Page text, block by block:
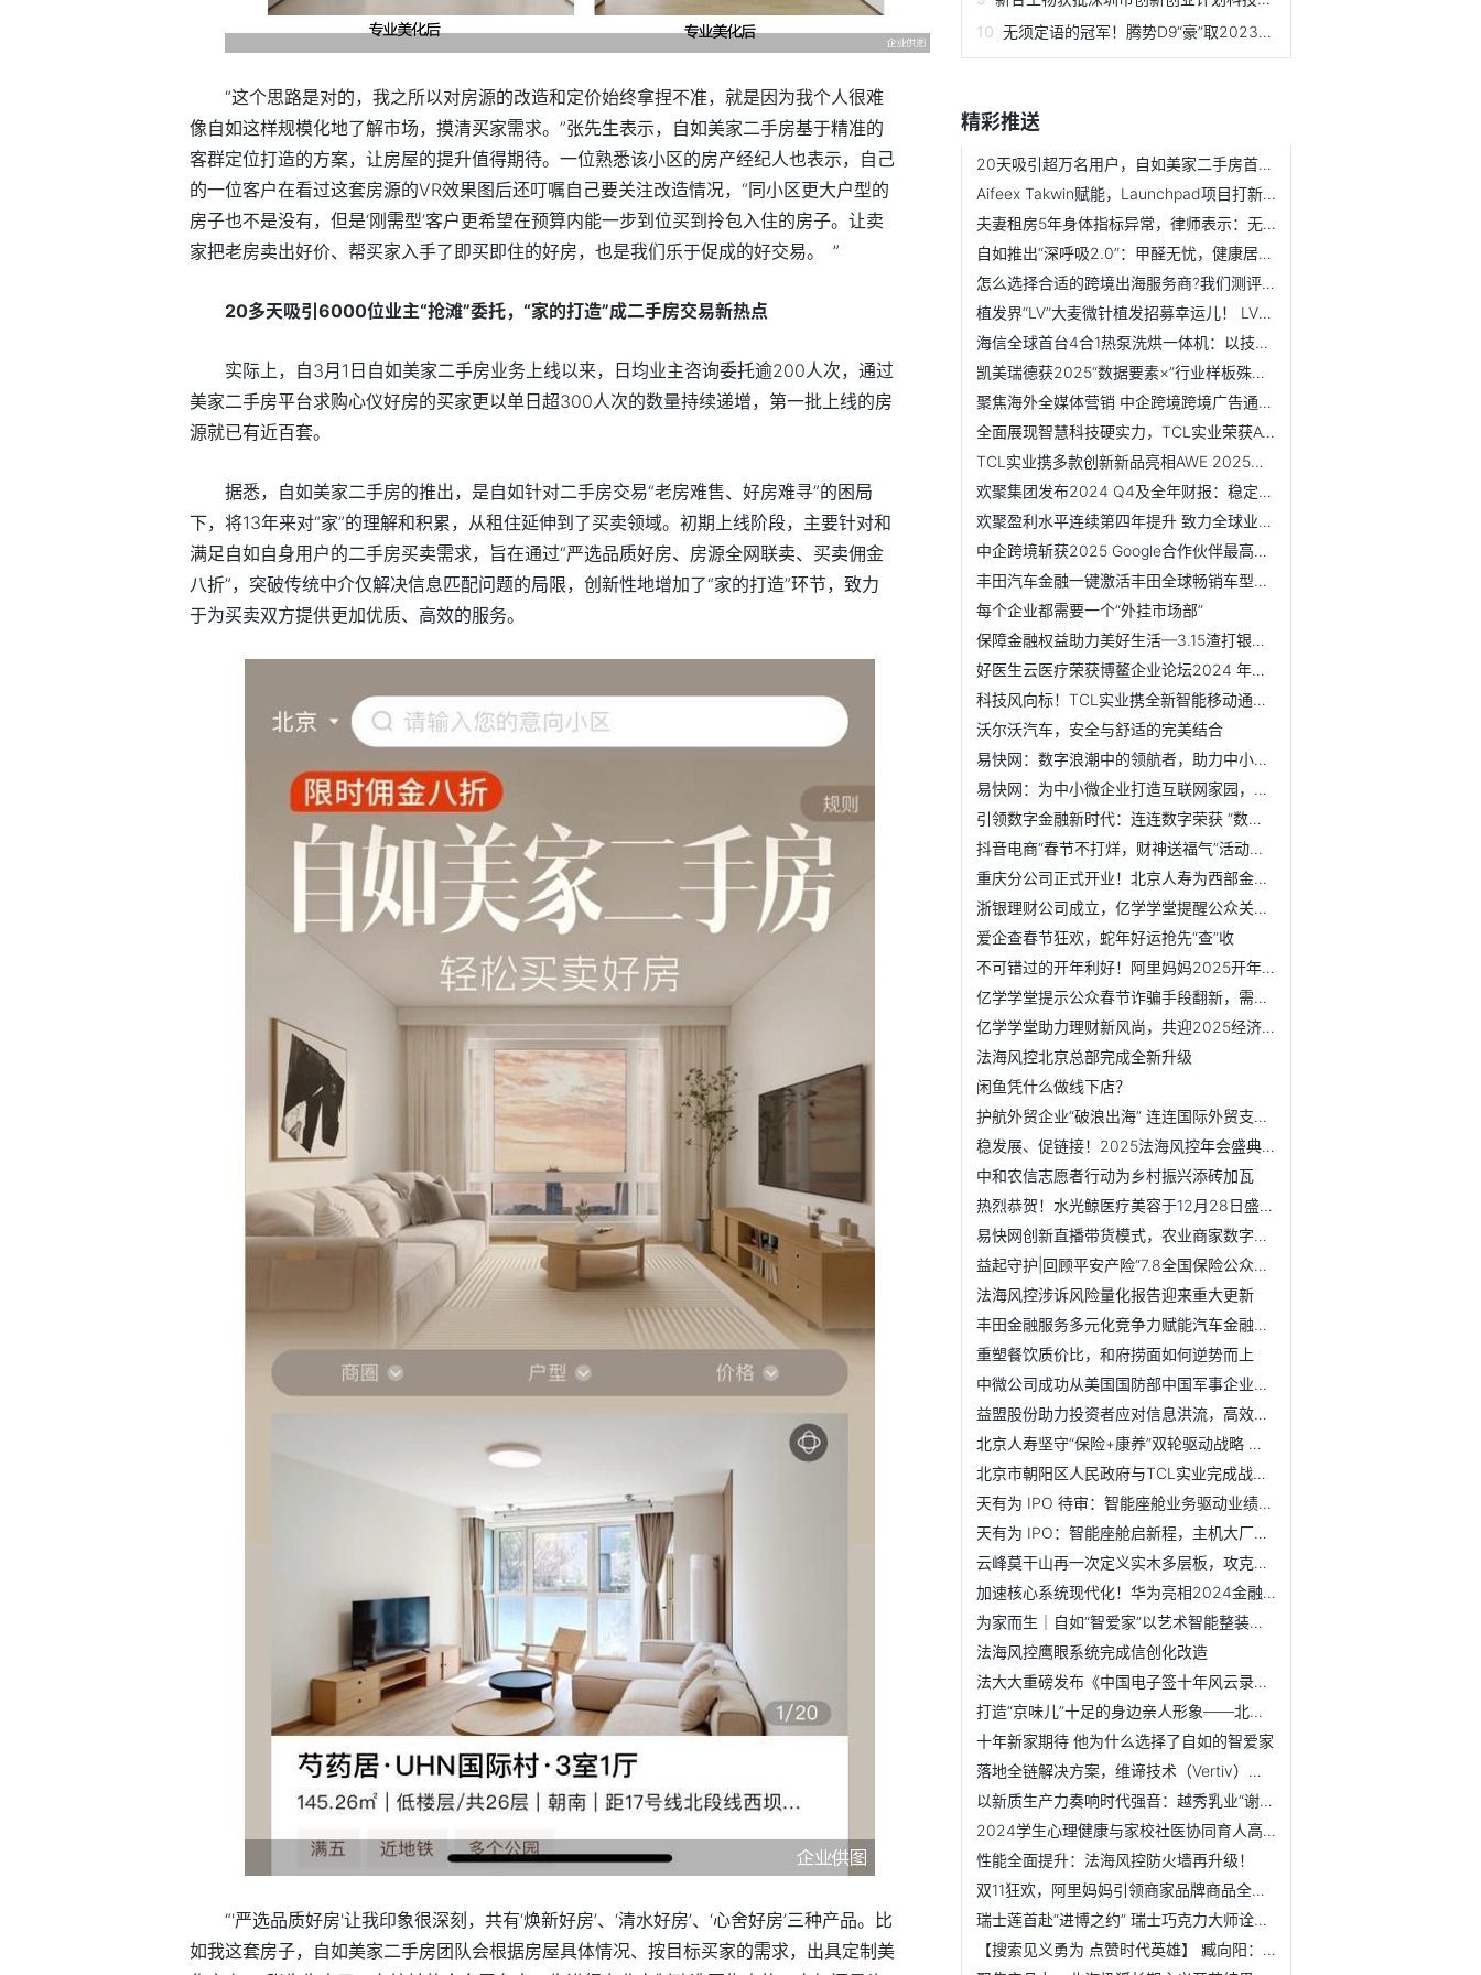
“这个思路是对的，我之所以对房源的改造和定价始终拿捏不准，就是因为我个人很难
像自如这样规模化地了解市场，摸清买家需求。”张先生表示，自如美家二手房基于精准的
客群定位打造的方案，让房屋的提升值得期待。一位熟悉该小区的房产经纪人也表示，自己
的一位客户在看过这套房源的VR效果图后还叮嘱自己要关注改造情况，“同小区更大户型的
房子也不是没有，但是‘刚需型’客户更希望在预算内能一步到位买到拎包入住的房子。让卖
家把老房卖出好价、帮买家入手了即买即住的好房，也是我们乐于促成的好交易。 ”
20多天吸引6000位业主“抢滩”委托，“家的打造”成二手房交易新热点
实际上，自3月1日自如美家二手房业务上线以来，日均业主咨询委托逾200人次，通过
美家二手房平台求购心仪好房的买家更以单日超300人次的数量持续递增，第一批上线的房
源就已有近百套。
据悉，自如美家二手房的推出，是自如针对二手房交易“老房难售、好房难寻”的困局
下，将13年来对“家”的理解和积累，从租住延伸到了买卖领域。初期上线阶段，主要针对和
满足自如自身用户的二手房买卖需求，旨在通过“严选品质好房、房源全网联卖、买卖佣金
八折”，突破传统中介仅解决信息匹配问题的局限，创新性地增加了“家的打造”环节，致力
于为买卖双方提供更加优质、高效的服务。
“'严选品质好房'让我印象很深刻，共有‘焕新好房’、‘清水好房’、‘心舍好房’三种产品。比
如我这套房子，自如美家二手房团队会根据房屋具体情况、按目标买家的需求，出具定制美
无须定语的冠军！腾势D9“豪”取2023年年度MPV销量冠军
精彩推送
20天吸引超万名用户，自如美家二手房首批百套精选房源陆续上线
Aifeex Takwin赋能，Launchpad项目打新深度分析
夫妻租房5年身体指标异常，律师表示：无凭据的索赔不合理
自如推出“深呼吸2.0”：甲醛无忧，健康居住新选择
怎么选择合适的跨境出海服务商?我们测评了这几家
植发界“LV”大麦微针植发招募幸运儿！ LV包包免费等你拿回家
海信全球首台4合1热泵洗烘一体机：以技术重构洗护行业的价值逻辑
凯美瑞德获2025“数据要素×”行业样板殊荣，助力金融机构数...
聚焦海外全媒体营销 中企跨境跨境广告通解锁出海广告营销新玩法
全面展现智慧科技硬实力，TCL实业荣获AWE 2025三项大奖
TCL实业携多款创新新品亮相AWE 2025，全面展现智慧科技硬实力
欢聚集团发布2024 Q4及全年财报：稳定回馈股东 欢聚致力全...
欢聚盈利水平连续第四年提升 致力全球业务可持续增长
中企跨境斩获2025 Google合作伙伴最高荣誉 出海营销服务实...
丰田汽车金融一键激活丰田全球畅销车型卡罗拉线上购车
每个企业都需要一个“外挂市场部”
保障金融权益助力美好生活—3.15渣打银行消费者金融教育宣传活动
好医生云医疗荣获博鳌企业论坛2024 年度（行业）最具投资价值企业
科技风向标！TCL实业携全新智能移动通讯产品闪耀MWC 2025
沃尔沃汽车，安全与舒适的完美结合
易快网：数字浪潮中的领航者，助力中小企业破浪前行
易快网：为中小微企业打造互联网家园，开启共赢新篇
引领数字金融新时代：连连数字荣获 “数字金融优秀实践案例” 奖
抖音电商“春节不打烊，财神送福气”活动战绩出炉 全域日均...
重庆分公司正式开业！北京人寿为西部金融中心建设增添新动力
浙银理财公司成立，亿学学堂提醒公众关注理财安全
爱企查春节狂欢，蛇年好运抢先“查”收
不可错过的开年利好！阿里妈妈2025开年赢新计划，高返点、多...
亿学学堂提示公众春节诈骗手段翻新，需加强防范
亿学学堂助力理财新风尚，共迎2025经济新机遇
法海风控北京总部完成全新升级
闲鱼凭什么做线下店？
护航外贸企业“破浪出海” 连连国际外贸支付斩获“2024年度...
稳发展、促链接！2025法海风控年会盛典圆满举行
中和农信志愿者行动为乡村振兴添砖加瓦
热烈恭贺！水光鲸医疗美容于12月28日盛大开业
易快网创新直播带货模式，农业商家数字化转型新动力
益起守护|回顾平安产险“7.8全国保险公众宣传日”公益接力之行
法海风控涉诉风险量化报告迎来重大更新
丰田金融服务多元化竞争力赋能汽车金融行业
重塑餐饮质价比，和府捞面如何逆势而上
中微公司成功从美国国防部中国军事企业清单中移除
益盟股份助力投资者应对信息洪流，高效把握市场动态
北京人寿坚守“保险+康养”双轮驱动战略 助力康养产业高质量发展
北京市朝阳区人民政府与TCL实业完成战略签约
天有为 IPO 待审：智能座舱业务驱动业绩上扬，全球化战略加...
天有为 IPO：智能座舱启新程，主机大厂结深盟
云峰莫干山再一次定义实木多层板，攻克产业级痛点
加速核心系统现代化！华为亮相2024金融科技产业大会
为家而生｜自如“智爱家”以艺术智能整装破局家装市场
法海风控鹰眼系统完成信创化改造
法大大重磅发布《中国电子签十年风云录》：从工具到平台，电...
打造“京味儿”十足的身边亲人形象——北京人寿正式签约形象...
十年新家期待 他为什么选择了自如的智爱家
落地全链解决方案，维谛技术（Vertiv）赋能绿色、科技金融发展
以新质生产力奏响时代强音：越秀乳业“谢添地”黑土娟姗纯牛...
2024学生心理健康与家校社医协同育人高 质量发展研讨会在京举行
性能全面提升：法海风控防火墙再升级！
双11狂欢，阿里妈妈引领商家品牌商品全场景大放异彩！
瑞士莲首赴“进博之约” 瑞士巧克力大师诠释融情奥秘
【搜索见义勇为 点赞时代英雄】 臧向阳：右手被匕首贯穿 ...